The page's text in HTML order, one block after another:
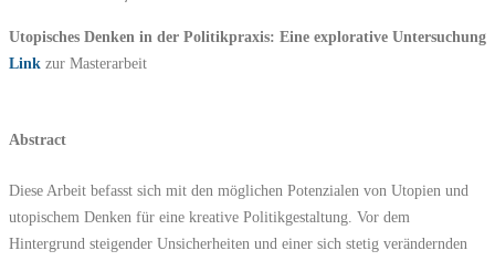
Utopisches Denken in der Politikpraxis: Eine explorative Untersuchung
Link zur Masterarbeit
Abstract
Diese Arbeit befasst sich mit den möglichen Potenzialen von Utopien und
utopischem Denken für eine kreative Politikgestaltung. Vor dem
Hintergrund steigender Unsicherheiten und einer sich stetig verändernden